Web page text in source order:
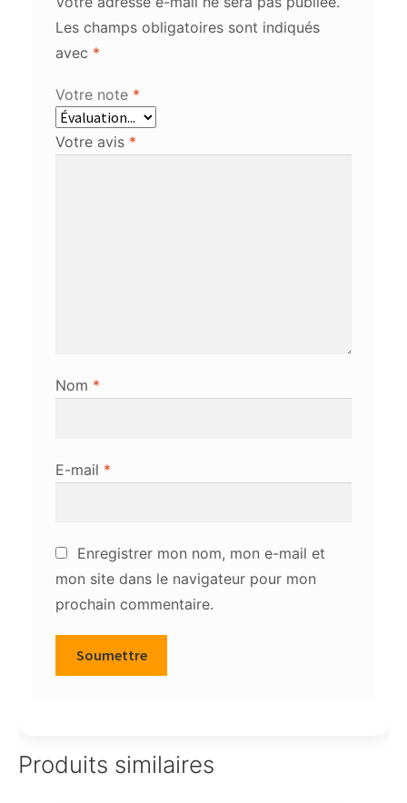
Les champs obligatoires sont indiqués
avec *
Votre note *
Votre avis *
Nom *
E-mail *
Enregistrer mon nom, mon e-mail et
mon site dans le navigateur pour mon
prochain commentaire.
Produits similaires